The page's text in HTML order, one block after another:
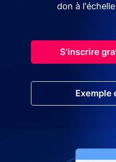
don à
S'inscrire
Exemple